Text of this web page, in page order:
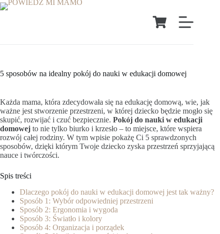
5 sposobów na idealny pokój do nauki w edukacji domowej
Każda mama, która zdecydowała się na edukację domową, wie, jak
ważne jest stworzenie przestrzeni, w której dziecko będzie mogło się
skupić, rozwijać i czuć bezpiecznie. Pokój do nauki w edukacji
domowej to nie tylko biurko i krzesło – to miejsce, które wspiera
rozwój całej rodziny. W tym wpisie pokażę Ci 5 sprawdzonych
sposobów, dzięki którym Twoje dziecko zyska przestrzeń sprzyjającą
nauce i twórczości.
Spis treści
Dlaczego pokój do nauki w edukacji domowej jest tak ważny?
Sposób 1: Wybór odpowiedniej przestrzeni
Sposób 2: Ergonomia i wygoda
Sposób 3: Światło i kolory
Sposób 4: Organizacja i porządek